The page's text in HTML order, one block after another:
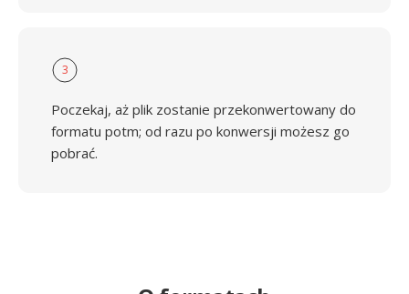
3
Poczekaj, aż plik zostanie przekonwertowany do
formatu potm; od razu po konwersji możesz go
pobrać.